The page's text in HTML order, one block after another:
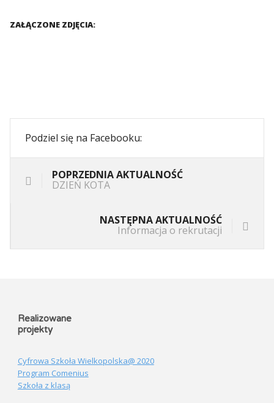
ZAŁĄCZONE ZDJĘCIA:
Podziel się na Facebooku:
POPRZEDNIA AKTUALNOŚĆ
DZIEŃ KOTA
NASTĘPNA AKTUALNOŚĆ
Informacja o rekrutacji
Realizowane
projekty
Cyfrowa Szkoła Wielkopolska@ 2020
Program Comenius
Szkoła z klasą